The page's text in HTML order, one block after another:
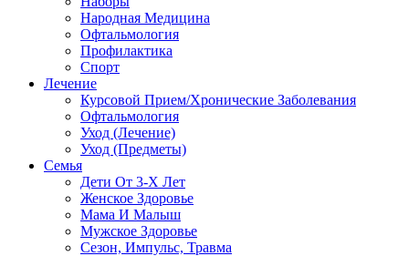
Народная Медицина
Офтальмология
Профилактика
Спорт
Лечение
Курсовой Прием/Хронические Заболевания
Офтальмология
Уход (Лечение)
Уход (Предметы)
Семья
Дети От 3-Х Лет
Женское Здоровье
Мама И Малыш
Мужское Здоровье
Сезон, Импульс, Травма